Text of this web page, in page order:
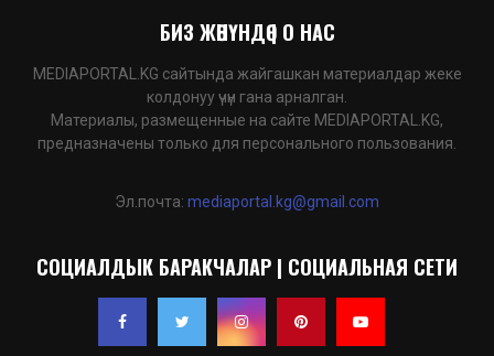
БИЗ ЖӨНҮНДӨ | О НАС
MEDIAPORTAL.KG сайтында жайгашкан материалдар жеке
колдонуу үчүн гана арналган.
Материалы, размещенные на сайте MEDIAPORTAL.KG,
предназначены только для персонального пользования.
Эл.почта: mediaportal.kg@gmail.com
СОЦИАЛДЫК БАРАКЧАЛАР | СОЦИАЛЬНАЯ СЕТИ